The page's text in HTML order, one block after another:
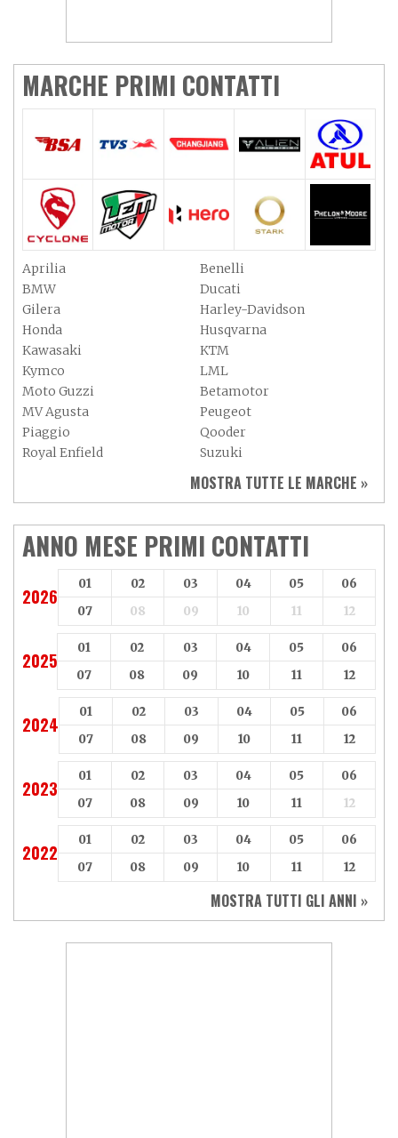
MARCHE PRIMI CONTATTI
Aprilia
Benelli
BMW
Ducati
Gilera
Harley-Davidson
Honda
Husqvarna
Kawasaki
KTM
Kymco
LML
Moto Guzzi
Betamotor
MV Agusta
Peugeot
Piaggio
Qooder
Royal Enfield
Suzuki
Triumph
Yamaha
Aeon
Aspes
Axy
Baotian
MOSTRA TUTTE LE MARCHE »
ANNO MESE PRIMI CONTATTI
2026
01 02 03 04 05
06
07
08 09 10 11 12
2025
01 02 03 04 05
06
07
08 09 10 11 12
2024
01 02 03 04 05
06
07
08 09 10 11 12
2023
01 02 03 04 05
06
07
08 09 10 11 12
2022
01 02 03 04 05
06
07
08 09 10 11 12
MOSTRA TUTTI GLI ANNI »